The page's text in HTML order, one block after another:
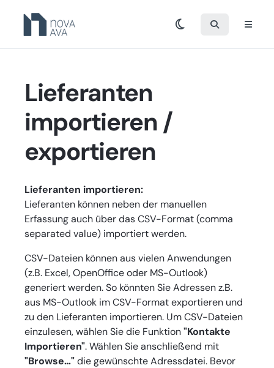
Lieferanten
importieren /
exportieren
Lieferanten importieren:
Lieferanten können neben der manuellen
Erfassung auch über das CSV-Format (comma
separated value) importiert werden.
CSV-Dateien können aus vielen Anwendungen
(z.B. Excel, OpenOffice oder MS-Outlook)
generiert werden. So könnten Sie Adressen z.B.
aus MS-Outlook im CSV-Format exportieren und
zu den Lieferanten importieren. Um CSV-Dateien
einzulesen, wählen Sie die Funktion"Kontakte
Importieren". Wählen Sie anschließend mit
"Browse…"die gewünschte Adressdatei. Bevor